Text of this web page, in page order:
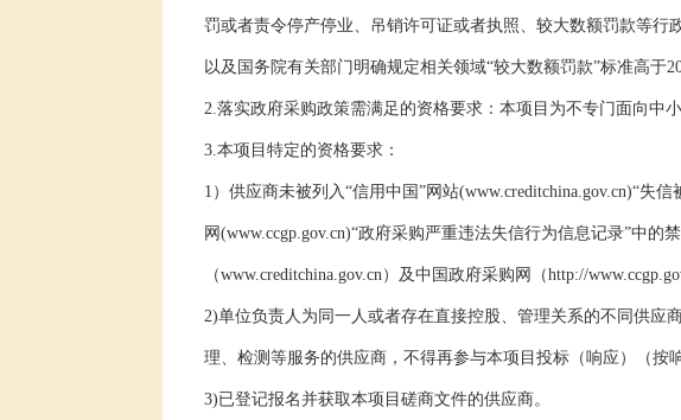
罚或者责令停产停业、吊销许可证或者执照、较大数额罚款等行
以及国务院有关部门明确规定相关领域“较大数额罚款”标准高于
2.落实政府采购政策需满足的资格要求：本项目为不专门面向中小
3.本项目特定的资格要求：
1 ）供应商未被列入“信用中国”网站(www.creditchina.gov.cn)“失信
网 (www.ccgp.gov.cn)“政府采购严重违法失信行为信息记录”中的
（www.creditchina.gov.cn）及中国政府采购网（http://
2)单位负责人为同一人或者存在直接控股、管理关系的不同供应
理、检测等服务的供应商，不得再参与本项目投标（响应）（按
3)已登记报名并获取本项目 磋商文件的供应商。